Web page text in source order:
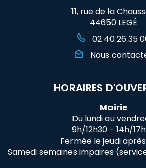
11, rue de la
44650 LEGÉ
02 40 26 35
Nous
HORAIRES
Mairie
Du lundi au
9h/12h30 - 14h/
Fermée le jeudi
Samedi semaines impaires